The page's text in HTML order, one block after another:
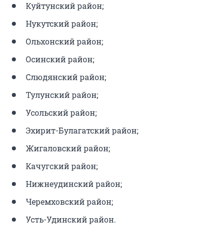
Куйтунский район;
Нукутский район;
Ольхонский район;
Осинский район;
Слюдянский район;
Тулунский район;
Усольский район;
Эхирит-Булагатский район;
Жигаловский район;
Качугский район;
Нижнеудинский район;
Черемховский район;
Усть-Удинский район.